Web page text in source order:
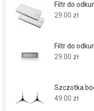
Filtr do
29.00 zł
Filtr do
29.00 zł
Szczotka
49.00 zł